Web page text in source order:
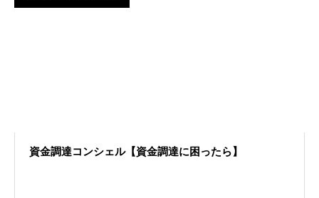
資金調達コンシェル【資金調達に困ったら】